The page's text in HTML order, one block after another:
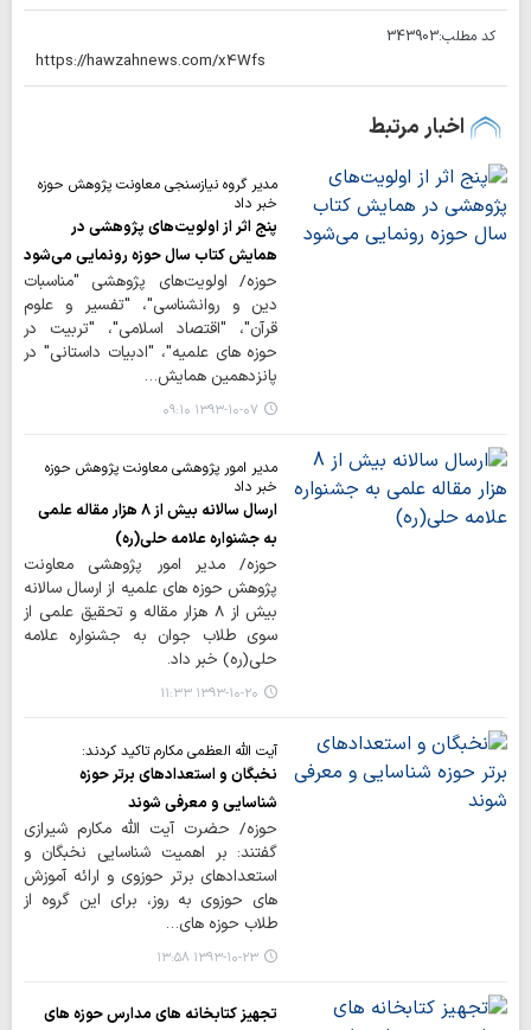
کد مطلب:343903
اخبار مرتبط
مدیر گروه نیازسنجی معاونت پژوهش حوزه
خبر داد
پنج اثر از اولویت‌های پژوهشی در
همایش کتاب سال حوزه رونمایی می‌شود
حوزه/ اولویت‌های پژوهشی "مناسبات
دین و روانشناسی"، "تفسیر و علوم
قرآن"، "اقتصاد اسلامی"، "تربیت در
حوزه های ‌علمیه"، "ادبیات ‌داستانی" در
پانزدهمین همایش…
۱۳۹۳-۱۰-۰۷ ۰۹:۱۰
مدیر امور پژوهشی معاونت پژوهش حوزه
خبر داد
ارسال سالانه بیش از 8 هزار مقاله علمی
به جشنواره علامه حلی(ره)
حوزه/ مدیر امور پژوهشی معاونت
پژوهش حوزه های علمیه از ارسال سالانه
بیش از 8 هزار مقاله و تحقیق علمی از
سوی طلاب جوان به جشنواره علامه
حلی(ره) خبر داد.
۱۳۹۳-۱۰-۲۰ ۱۱:۳۳
آیت الله العظمی مکارم تاکید کردند:
نخبگان و استعدادهای برتر حوزه
شناسایی و معرفی شوند
حوزه/ حضرت آیت الله مکارم شیرازی
گفتند: بر اهمیت شناسایی نخبگان و
استعدادهای برتر حوزوی و ارائه آموزش
های حوزوی به روز، برای این گروه از
طلاب حوزه های…
۱۳۹۳-۱۰-۲۳ ۱۳:۵۸
تجهیز کتابخانه های مدارس حوزه های